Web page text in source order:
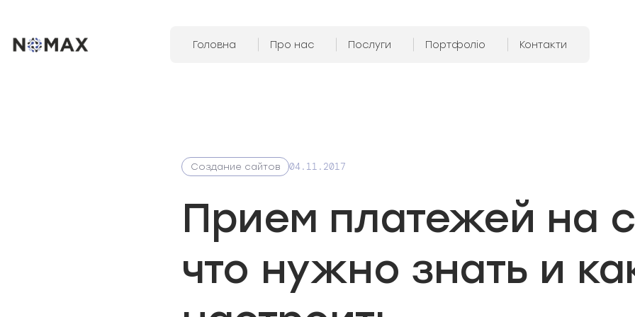
Головна Про нас Послуги Портфоліо Контакти
Создание сайтов 04.11.2017
Прием платежей на
что нужно знать и